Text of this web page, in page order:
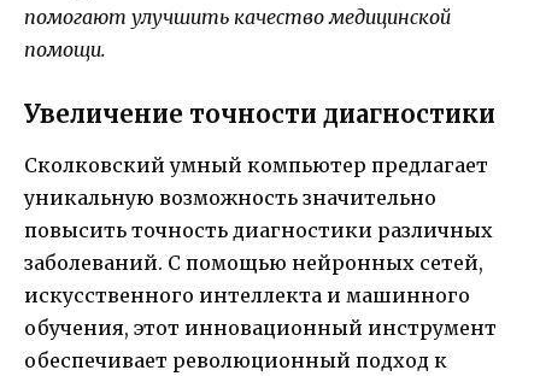
помогают улучшить качество медицинской
помощи.
Увеличение точности диагностики
Сколковский умный компьютер предлагает
уникальную возможность значительно
повысить точность диагностики различных
заболеваний. С помощью нейронных сетей,
искусственного интеллекта и машинного
обучения, этот инновационный инструмент
обеспечивает революционный подход к